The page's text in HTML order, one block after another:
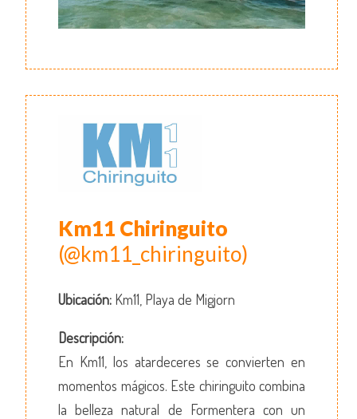
Km11 Chiringuito
(@km11_chiringuito)
Ubicación: Km11, Playa de Migjorn
Descripción:
En Km11, los atardeceres se convierten en
momentos mágicos. Este chiringuito combina
la belleza natural de Formentera con un